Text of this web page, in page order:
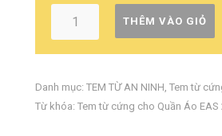
THÊM VÀO GIỎ
Danh mục: TEM TỪ AN NINH, Tem từ
Từ khóa: Tem từ cứng cho Quần Áo EAS